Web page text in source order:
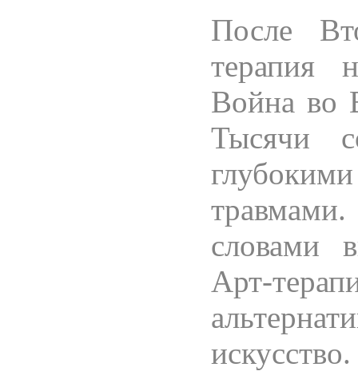
После
терапия
Война во
Тысячи
словами
Арт-
искусство.